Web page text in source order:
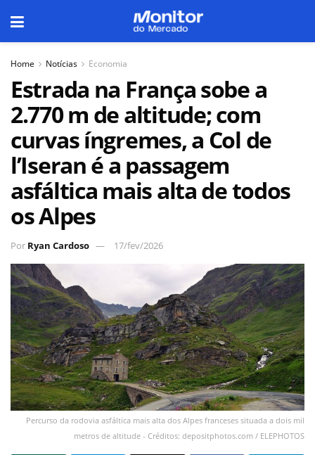
Home Notícias Economia
Estrada na França sobe a
2.770 m de altitude; com
curvas íngremes, a Col de
l’Iseran é a passagem
asfáltica mais alta de todos
os Alpes
Por Ryan Cardoso 17/fev/2026
Percurso da rodovia asfáltica mais alta dos Alpes franceses situada a dois mil
metros de altitude - Créditos: depositphotos.com / ELEPHOTOS